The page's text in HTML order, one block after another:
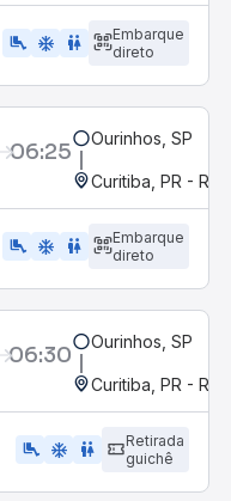
airline_seat_legroom_extra ac_unit WC
Embarque
direto
06:25 Ourinhos, SP
Curitiba, PR -
airline_seat_legroom_extra ac_unit wc
Embarque
direto
06:30 Ourinhos, SP
Curitiba, PR -
airline_seat_legroom_extra ac_unit WC
Retirada
guichê